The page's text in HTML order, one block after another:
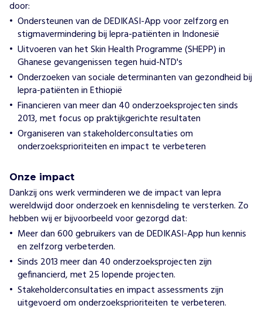
door:
Ondersteunen van de DEDIKASI-App voor zelfzorg en
stigmavermindering bij lepra-patiënten in Indonesië
Uitvoeren van het Skin Health Programme (SHEPP) in
Ghanese gevangenissen tegen huid-NTD's
Onderzoeken van sociale determinanten van gezondheid bij
lepra-patiënten in Ethiopië
Financieren van meer dan 40 onderzoeksprojecten sinds
2013, met focus op praktijkgerichte resultaten
Organiseren van stakeholderconsultaties om
onderzoeksprioriteiten en impact te verbeteren
Onze impact
Dankzij ons werk verminderen we de impact van lepra
wereldwijd door onderzoek en kennisdeling te versterken. Zo
hebben wij er bijvoorbeeld voor gezorgd dat:
Meer dan 600 gebruikers van de DEDIKASI-App hun kennis
en zelfzorg verbeterden.
Sinds 2013 meer dan 40 onderzoeksprojecten zijn
gefinancierd, met 25 lopende projecten.
Stakeholderconsultaties en impact assessments zijn
uitgevoerd om onderzoeksprioriteiten te verbeteren.